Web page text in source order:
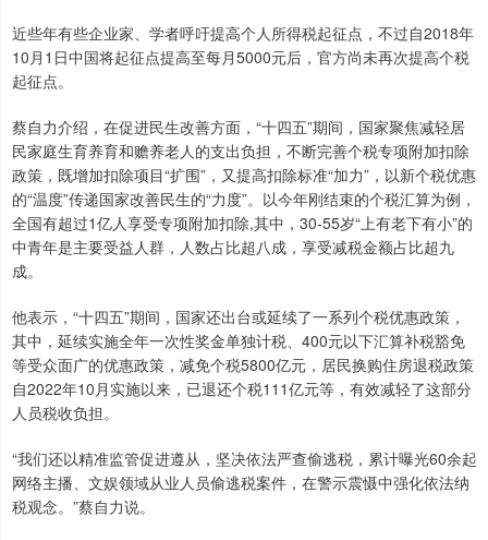
近些年有些企业家、学者呼吁提高个人所得税起征点，不过自2018年
10月1日中国将起征点提高至每月5000元后，官方尚未再次提高个税
起征点。
蔡自力介绍，在促进民生改善方面，“十四五”期间，国家聚焦减轻居
民家庭生育养育和赡养老人的支出负担，不断完善个税专项附加扣除
政策，既增加扣除项目“扩围”，又提高扣除标准“加力”，以新个税优惠
的“温度”传递国家改善民生的“力度”。以今年刚结束的个税汇算为例，
全国有超过1亿人享受专项附加扣除,其中，30-55岁“上有老下有小”的
中青年是主要受益人群，人数占比超八成，享受减税金额占比超九
成。
他表示，“十四五”期间，国家还出台或延续了一系列个税优惠政策，
其中，延续实施全年一次性奖金单独计税、400元以下汇算补税豁免
等受众面广的优惠政策，减免个税5800亿元，居民换购住房退税政策
自2022年10月实施以来，已退还个税111亿元等，有效减轻了这部分
人员税收负担。
“我们还以精准监管促进遵从，坚决依法严查偷逃税，累计曝光60余起
网络主播、文娱领域从业人员偷逃税案件，在警示震慑中强化依法纳
税观念。”蔡自力说。